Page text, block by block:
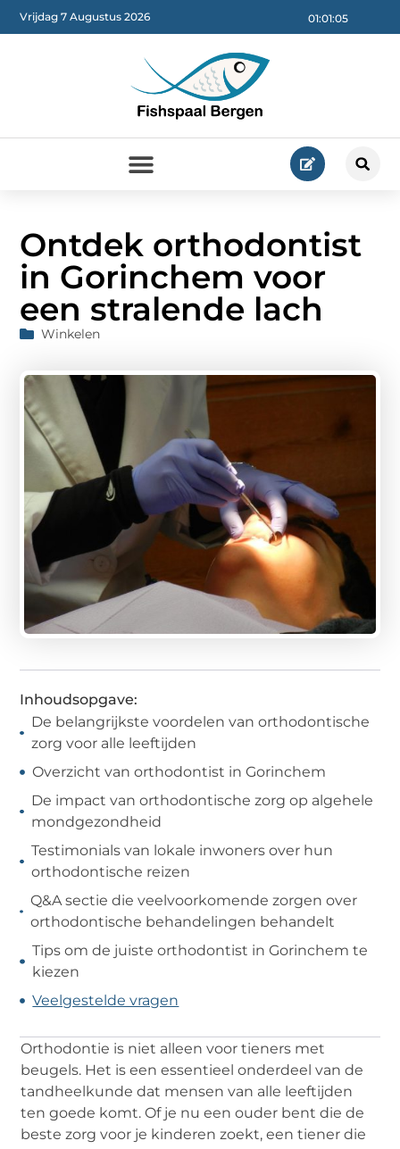
01:01:07
Vrijdag 7 Augustus 2026
Ontdek orthodontist
in Gorinchem voor
een stralende lach
Winkelen
Inhoudsopgave:
De belangrijkste voordelen van orthodontische
zorg voor alle leeftijden
Overzicht van orthodontist in Gorinchem
De impact van orthodontische zorg op algehele
mondgezondheid
Testimonials van lokale inwoners over hun
orthodontische reizen
Q&A sectie die veelvoorkomende zorgen over
orthodontische behandelingen behandelt
Tips om de juiste orthodontist in Gorinchem te
kiezen
Veelgestelde vragen
Orthodontie is niet alleen voor tieners met
beugels. Het is een essentieel onderdeel van de
tandheelkunde dat mensen van alle leeftijden
ten goede komt. Of je nu een ouder bent die de
beste zorg voor je kinderen zoekt, een tiener die